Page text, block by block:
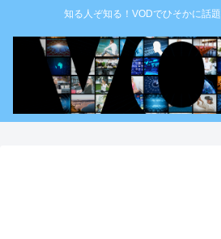
知る人ぞ知る！VODでひそかに話